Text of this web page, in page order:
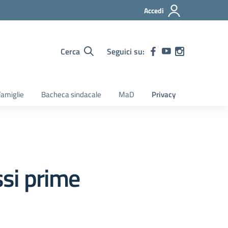
Accedi
Cerca Seguici su:
Bacheca sindacale MaD Privacy
prime